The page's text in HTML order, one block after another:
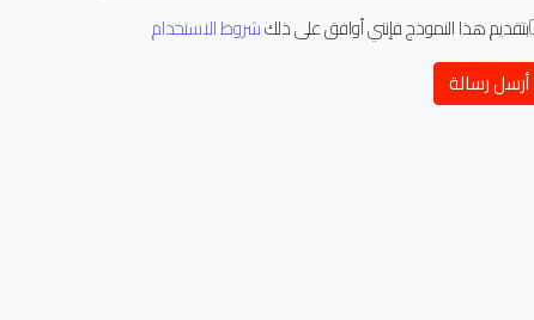
بتقديم هذا النموذج فإنني أوافق على ذلكشروط الاستخدام
أرسل رسالة